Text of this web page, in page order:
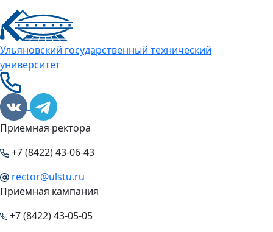
Ульяновский государственный технический
университет
Приемная ректора
+7 (8422) 43-06-43
rector@ulstu.ru
Приемная кампания
+7 (8422) 43-05-05